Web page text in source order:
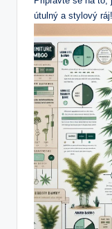
útulný a stylový ráj!